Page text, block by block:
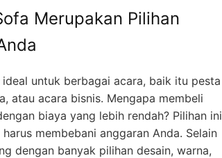
Merupakan Pilihan
untuk berbagai acara, baik itu pesta
atau acara bisnis. Mengapa membeli
biaya yang lebih rendah? Pilihan ini
membebani anggaran Anda. Selain
dengan banyak pilihan desain, warna,